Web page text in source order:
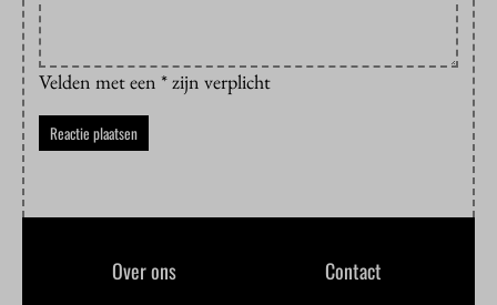
Velden met een * zijn verplicht
Over ons Contact